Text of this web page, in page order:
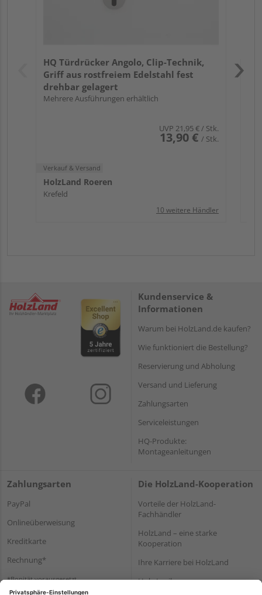
HQ Türdrücker Angolo, Clip-Technik,
Griff aus rostfreiem Edelstahl fest
drehbar gelagert
Mehrere Ausführungen erhältlich
UVP 21,95 €/ Stk.
13,90 € / Stk.
Verkauf & Versand
HolzLand Roeren
Krefeld
10 weitere Händler
Kundenservice &
Informationen
Warum bei HolzLand.de kaufen?
Wie funktioniert die Bestellung?
Reservierung und Abholung
Versand und Lieferung
Zahlungsarten
Serviceleistungen
HQ-Produkte:
Montageanleitungen
Zahlungsarten
PayPal
Onlineüberweisung
Kreditkarte
Rechnung*
*Bonität vorausgesetzt
Die HolzLand-Kooperation
Vorteile der HolzLand-
Fachhändler
HolzLand – eine starke
Kooperation
Ihre Karriere bei HolzLand
Holz-Lexikon